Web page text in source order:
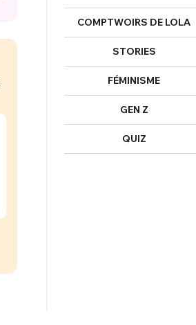
COMPTWOIRS DE LOLA
STORIES
FÉMINISME
GEN Z
QUIZ